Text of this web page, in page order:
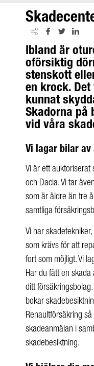
Ibland är
oförsiktig
stenskott
en krock.
kunnat
Skadorna på
vid våra
Vi lagar bilar av
Vi är ett auktoriserat
och Dacia. Vi tar
som är äldre än tre
samtliga
Vi har
som krävs för att
fort som möjligt. Vi
Har du fått en
ditt
bokar
Renaultförsäkring
skadeanmälan i
skadebesiktning.